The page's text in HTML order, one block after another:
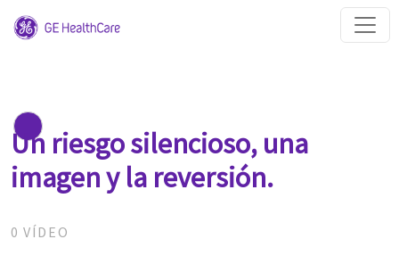
Un riesgo silencioso, una
imagen y la reversión.
0 VÍDEO